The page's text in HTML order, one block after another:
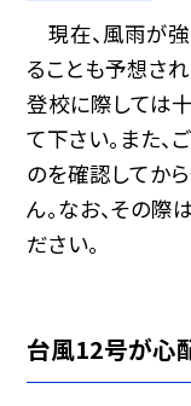
現在、風雨が強
ることも予想さ
登校に際しては
て下さい。また
のを確認してか
ん。なお、その
ださい。
台風12号が心